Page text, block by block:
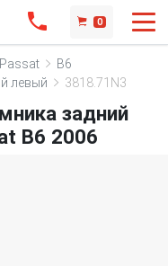
0
Passat
B6
левый
3818.71N3
задний
B6 2006